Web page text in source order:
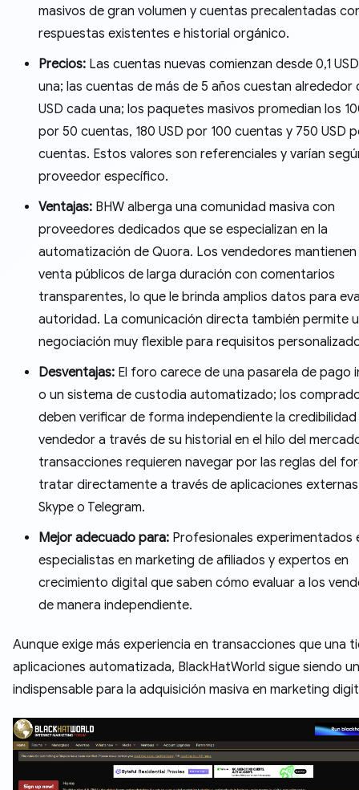
masivos de gran volumen y cuentas precalentadas
respuestas existentes e historial orgánico.
Precios: Las cuentas nuevas comienzan desde 0,1
una; las cuentas de más de 5 años cuestan alrededor
USD cada una; los paquetes masivos promedian los
por 50 cuentas, 180 USD por 100 cuentas y 750 USD
cuentas. Estos valores son referenciales y varían
proveedor específico.
Ventajas: BHW alberga una comunidad masiva con
proveedores dedicados que se especializan en la
automatización de Quora. Los vendedores mantienen
venta públicos de larga duración con comentarios
transparentes, lo que le brinda amplios datos para
autoridad. La comunicación directa también permite
negociación muy flexible para requisitos
Desventajas: El foro carece de una pasarela de pago
o un sistema de custodia automatizado; los
deben verificar de forma independiente la credibilidad
vendedor a través de su historial en el hilo del
transacciones requieren navegar por las reglas del
tratar directamente a través de aplicaciones
Skype o Telegram.
Mejor adecuado para: Profesionales experimentados
especialistas en marketing de afiliados y expertos en
crecimiento digital que saben cómo evaluar a los
de manera independiente.
Aunque exige más experiencia en transacciones que una
aplicaciones automatizada, BlackHatWorld sigue siendo
indispensable para la adquisición masiva en marketing